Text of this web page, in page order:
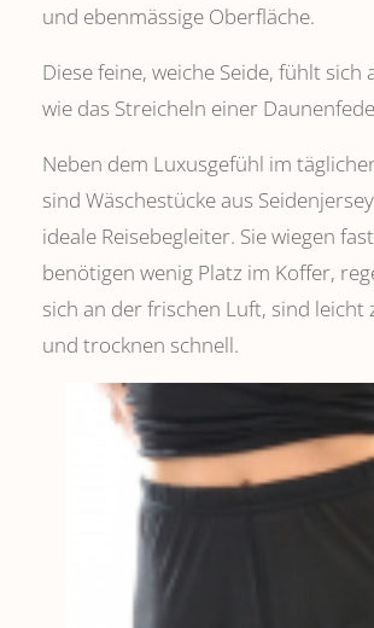
und ebenmässige Oberfläche.
Diese feine, weiche Seide, fühlt sich
wie das Streicheln einer
Neben dem Luxusgefühl im
sind Wäschestücke aus
ideale Reisebegleiter. Sie wiegen
benötigen wenig Platz im Koffer,
sich an der frischen Luft, sind leicht
und trocknen schnell.